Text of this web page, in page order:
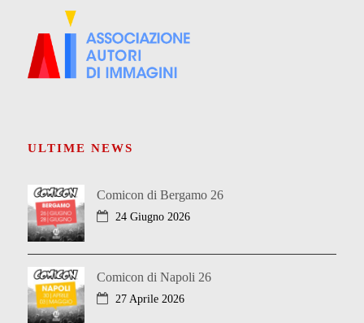
ULTIME NEWS
Comicon di Bergamo 26
24 Giugno 2026
Comicon di Napoli 26
27 Aprile 2026